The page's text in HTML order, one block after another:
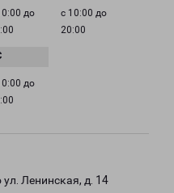
до
с 10:00 до
20:00
до
Ленинская, д. 14